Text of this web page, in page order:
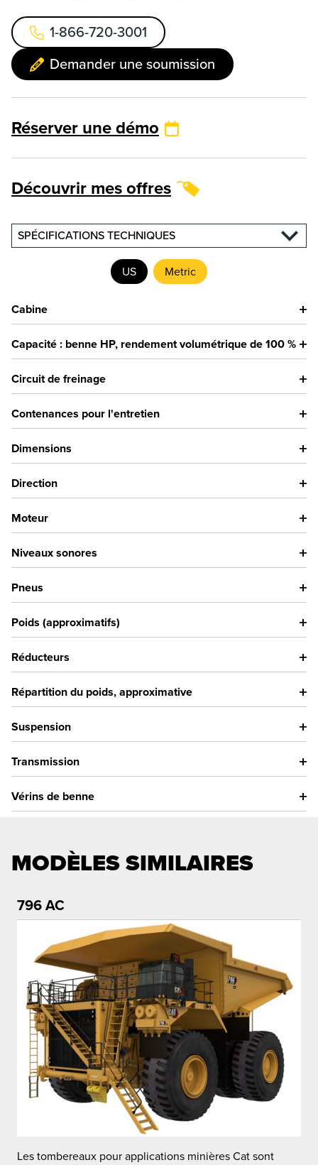
1-866-720-3001
Demander une soumission
Réserver une démo
Découvrir mes offres
SPÉCIFICATIONS TECHNIQUES
US Metric
Cabine
Capacité : benne HP, rendement volumétrique de 100 %
Circuit de freinage
Contenances pour l'entretien
Dimensions
Direction
Moteur
Niveaux sonores
Pneus
Poids (approximatifs)
Réducteurs
Répartition du poids, approximative
Suspension
Transmission
Vérins de benne
MODÈLES SIMILAIRES
796 AC
Les tombereaux pour applications minières Cat sont